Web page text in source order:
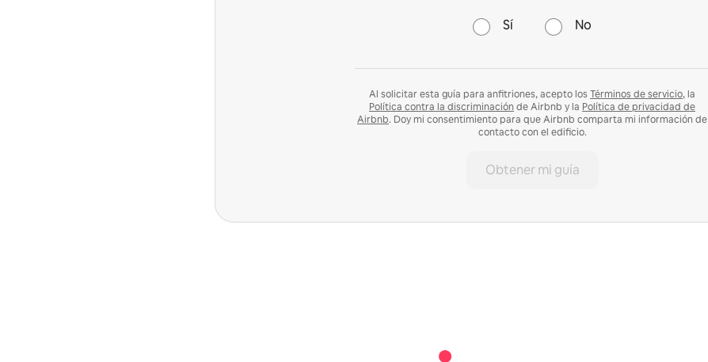
Sí No
Al solicitar esta guía para anfitriones, acepto los Términos de servicio, la
Política contra la discriminación de Airbnb y la Política de privacidad de
Airbnb. Doy mi consentimiento para que Airbnb comparta mi información de
contacto con el edificio.
Obtener mi guía